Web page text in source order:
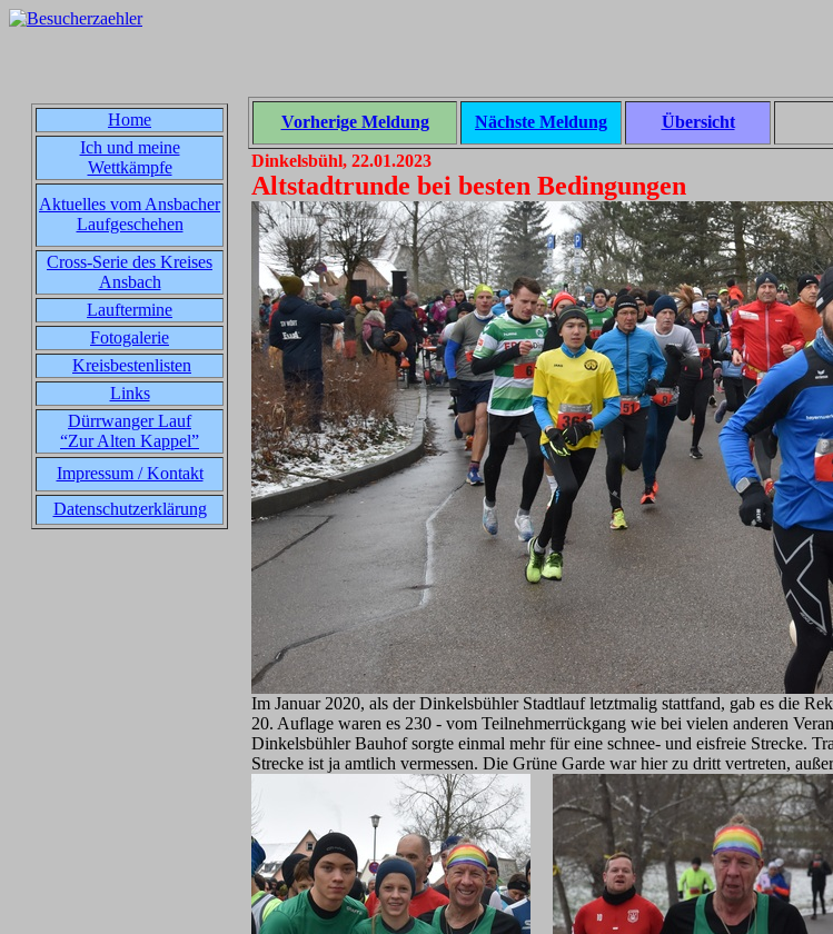
Home
Ich und meine
Wettkämpfe
Aktuelles vom Ansbacher
Laufgeschehen
Cross-Serie des Kreises
Ansbach
Lauftermine
Fotogalerie
Kreisbestenlisten
Links
Dürrwanger Lauf
“Zur Alten Kappel”
Impressum / Kontakt
Datenschutzerklärung
Vorherige Meldung Nächste Meldung Übersicht
Dinkelsbühl, 22.01.2023
Altstadtrunde bei besten Bedingungen
Im Januar 2020, als der Dinkelsbühler Stadtlauf letztmalig stattfand, gab es die
20. Auflage waren es 230 - vom Teilnehmerrückgang wie bei vielen anderen
Dinkelsbühler Bauhof sorgte einmal mehr für eine schnee- und eisfreie Strecke.
Strecke ist ja amtlich vermessen. Die Grüne Garde war hier zu dritt vertreten,